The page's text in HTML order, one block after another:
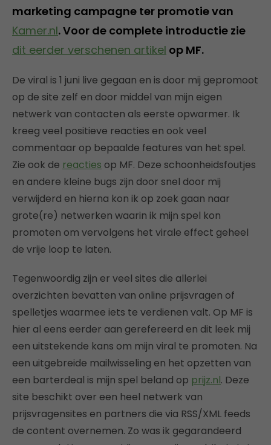
marketing campagne ter promotie van
Kamer.nl. Voor de complete introductie zie
dit eerder verschenen artikel op MF.
De viral is 1 juni live gegaan en is door mij gepromoot
op de site zelf en door middel van mijn eigen
netwerk van contacten als eerste opwarmer. Ik
kreeg veel positieve reacties en ook veel
commentaar op bepaalde features van het spel.
Zie ook de reacties op MF. Deze schoonheidsfoutjes
en andere kleine bugs zijn door snel door mij
verwijderd en hierna kon ik op zoek gaan naar
grote(re) netwerken waarin ik mijn spel kon
promoten om vervolgens het virale effect geheel
de vrije loop te laten.
Tegenwoordig zijn er veel sites die allerlei
overzichten bevatten van online prijsvragen of
spelletjes waarmee iets te verdienen valt. Op MF is
hier al eens eerder aan gerefereerd en dit leek mij
een uitstekende kans om mijn viral te promoten. Na
een uitgebreide mailwisseling en het opzetten van
een barterdeal is mijn spel beland op prijz.nl. Deze
site beschikt over een heel netwerk van
prijsvragensites en partners die via RSS/XML feeds
de content overnemen. Zo was ik gegarandeerd